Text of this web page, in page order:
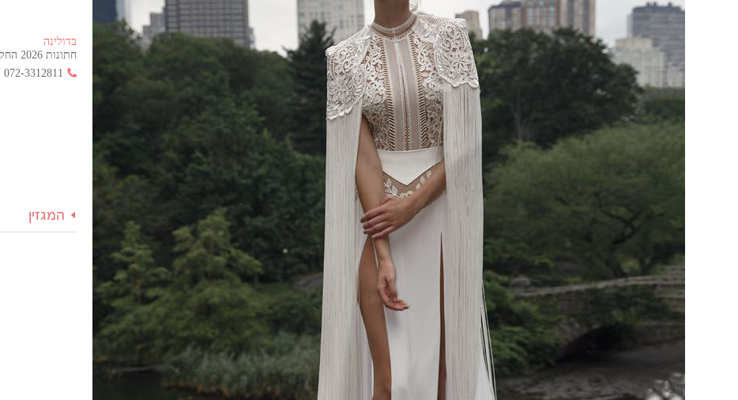
בדולינה
חתונות 2026 החל מ- 355 ש"ח בלבד!
072-3312811
המגזין